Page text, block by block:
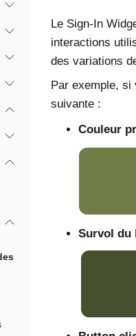
Le Sign-In
interactions
des variations
Par exemple, si
suivante :
Couleur
Survol du